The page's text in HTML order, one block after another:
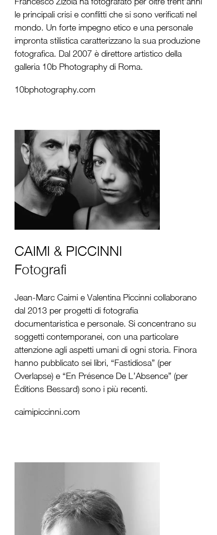
le principali crisi e conflitti che si sono verificati nel
mondo. Un forte impegno etico e una personale
impronta stilistica caratterizzano la sua produzione
fotografica. Dal 2007 è direttore artistico della
galleria 10b Photography di Roma.
10bphotography.com
CAIMI & PICCINNI
Fotografi
Jean-Marc Caimi e Valentina Piccinni collaborano
dal 2013 per progetti di fotografia
documentaristica e personale. Si concentrano su
soggetti contemporanei, con una particolare
attenzione agli aspetti umani di ogni storia. Finora
hanno pubblicato sei libri, “Fastidiosa” (per
Overlapse) e “En Présence De L’Absence” (per
Éditions Bessard) sono i più recenti.
caimipiccinni.com